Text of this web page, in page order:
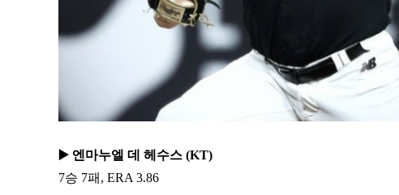
▶️ 엔마누엘 데 헤수스 (KT)
7승 7패, ERA 3.86